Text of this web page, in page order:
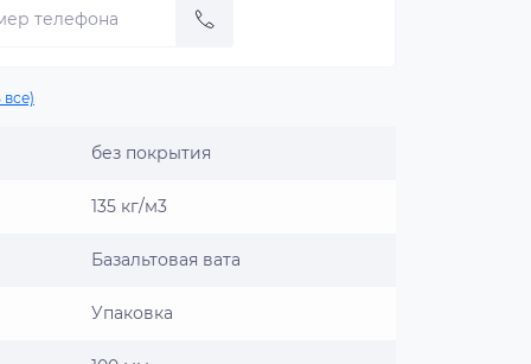
без покрытия
135 кг/м3
Базальтовая вата
Упаковка